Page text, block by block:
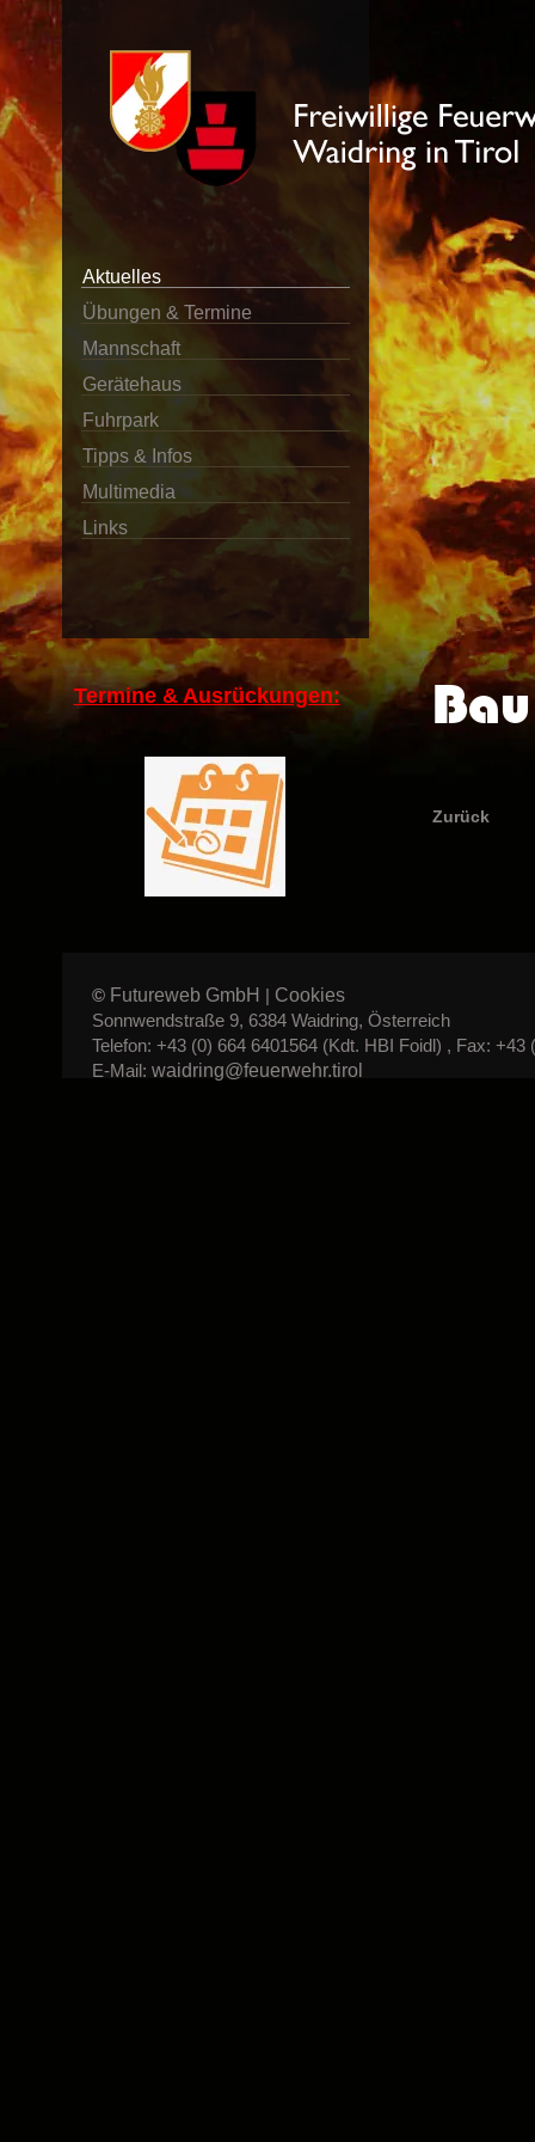
Aktuelles
Übungen & Termine
Mannschaft
Gerätehaus
Fuhrpark
Tipps & Infos
Multimedia
Links
Termine & Ausrückungen:
Zurück
© Futureweb GmbH | Cookies
Sonnwendstraße 9, 6384 Waidring, Österreich
Telefon: +43 (0) 664 6401564 (Kdt. HBI Foidl) , Fax: +43
E-Mail: waidring@feuerwehr.tirol